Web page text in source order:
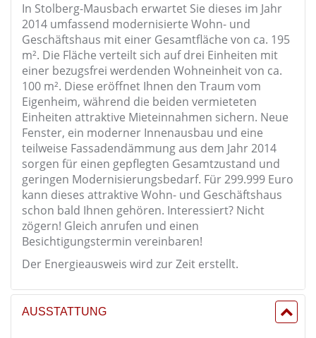
In Stolberg-Mausbach erwartet Sie dieses im Jahr
2014 umfassend modernisierte Wohn- und
Geschäftshaus mit einer Gesamtfläche von ca. 195
m². Die Fläche verteilt sich auf drei Einheiten mit
einer bezugsfrei werdenden Wohneinheit von ca.
100 m². Diese eröffnet Ihnen den Traum vom
Eigenheim, während die beiden vermieteten
Einheiten attraktive Mieteinnahmen sichern. Neue
Fenster, ein moderner Innenausbau und eine
teilweise Fassadendämmung aus dem Jahr 2014
sorgen für einen gepflegten Gesamtzustand und
geringen Modernisierungsbedarf. Für 299.999 Euro
kann dieses attraktive Wohn- und Geschäftshaus
schon bald Ihnen gehören. Interessiert? Nicht
zögern! Gleich anrufen und einen
Besichtigungstermin vereinbaren!
Der Energieausweis wird zur Zeit erstellt.
AUSSTATTUNG